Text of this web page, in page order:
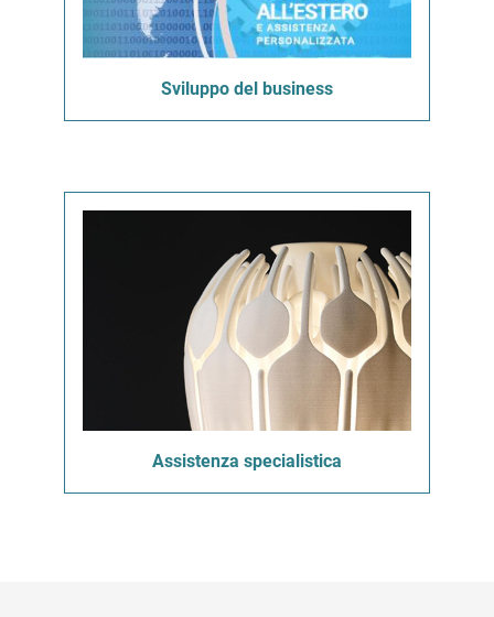
Sviluppo del business
Assistenza specialistica